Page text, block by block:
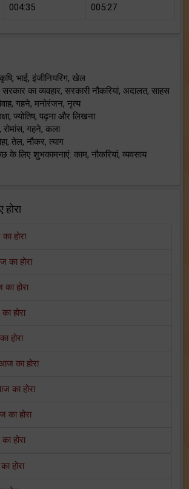
004:35 005:27
भाई, इंजीनियरिंग, खेल
सरकार का व्यवहार, सरकारी नौकरियां, अदालत, साहस
गहने, मनोरंजन, नृत्य
ज्योतिष, पढ़ना और लिखना
रोमांस, गहने, कला
तेल, नौकर, त्याग
के लिए शुभकामनाएं: काम, नौकरियां, व्यवसाय
होरा
होरा
होरा
होरा
होरा
का होरा
का होरा
का होरा
होरा
होरा